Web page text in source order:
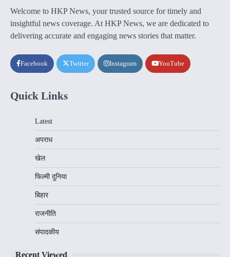
Welcome to HKP News, your trusted source for timely and
insightful news coverage. At HKP News, we are dedicated to
delivering accurate and engaging news stories that matter.
Facebook Twitter Instagram YouTube
Quick Links
Latest
अपराध
खेल
फिल्मी दुनिया
बिहार
राजनीति
संपादकीय
Recent Viewed